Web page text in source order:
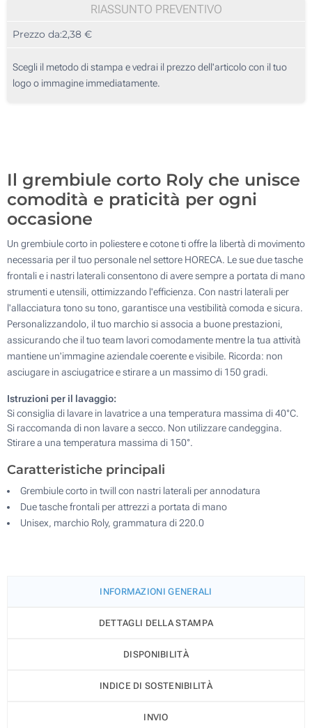
3 Colori (Su un lato)
Transfer digitale full color (Su un lato)
20
50
100
RIASSUNTO PREVENTIVO
Prezzo da:2,38 €
Scegli il metodo di stampa e vedrai il prezzo dell'articolo con il tuo
logo o immagine immediatamente.
Il grembiule corto Roly che unisce
comodità e praticità per ogni
occasione
Un grembiule corto in poliestere e cotone ti offre la libertà di movimento
necessaria per il tuo personale nel settore HORECA. Le sue due tasche
frontali e i nastri laterali consentono di avere sempre a portata di mano
strumenti e utensili, ottimizzando l'efficienza. Con nastri laterali per
l'allacciatura tono su tono, garantisce una vestibilità comoda e sicura.
Personalizzandolo, il tuo marchio si associa a buone prestazioni,
assicurando che il tuo team lavori comodamente mentre la tua attività
mantiene un'immagine aziendale coerente e visibile. Ricorda: non
asciugare in asciugatrice e stirare a un massimo di 150 gradi.
Istruzioni per il lavaggio:
Si consiglia di lavare in lavatrice a una temperatura massima di 40°C.
Si raccomanda di non lavare a secco. Non utilizzare candeggina.
Stirare a una temperatura massima di 150°.
Caratteristiche principali
Grembiule corto in twill con nastri laterali per annodatura
Due tasche frontali per attrezzi a portata di mano
Unisex, marchio Roly, grammatura di 220.0
INFORMAZIONI GENERALI
DETTAGLI DELLA STAMPA
DISPONIBILITÀ
INDICE DI SOSTENIBILITÀ
INVIO